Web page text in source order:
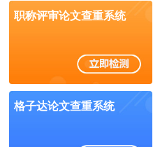
职称评审论文查重系统
格子达论文查重系统